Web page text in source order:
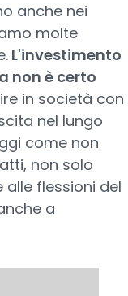
anche nei
molte
L'investimento
non è certo
in società con
nel lungo
come non
non solo
flessioni del
a